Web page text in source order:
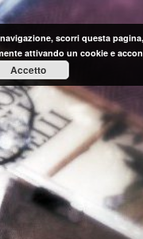
scorri questa
attivando un cookie e
Accetto